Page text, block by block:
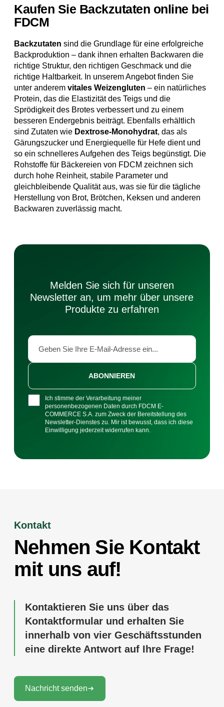
Kaufen Sie Backzutaten online bei
FDCM
Backzutaten sind die Grundlage für eine erfolgreiche
Backproduktion – dank ihnen erhalten Backwaren die
richtige Struktur, den richtigen Geschmack und die
richtige Haltbarkeit. In unserem Angebot finden Sie
unter anderem vitales Weizengluten – ein natürliches
Protein, das die Elastizität des Teigs und die
Sprödigkeit des Brotes verbessert und zu einem
besseren Endergebnis beiträgt. Ebenfalls erhältlich
sind Zutaten wie Dextrose-Monohydrat, das als
Gärungszucker und Energiequelle für Hefe dient und
so ein schnelleres Aufgehen des Teigs begünstigt. Die
Rohstoffe für Bäckereien von FDCM zeichnen sich
durch hohe Reinheit, stabile Parameter und
gleichbleibende Qualität aus, was sie für die tägliche
Herstellung von Brot, Brötchen, Keksen und anderen
Backwaren zuverlässig macht.
Melden Sie sich für unseren
Newsletter an, um mehr über unsere
Produkte zu erfahren
Ich stimme der Verarbeitung meiner
personenbezogenen Daten durch FDCM E-
COMMERCE S.A. zum Zweck der Bereitstellung des
Newsletter-Dienstes zu. Mir ist bewusst, dass ich diese
Einwilligung jederzeit widerrufen kann.
ABONNIEREN
Kontakt
Nehmen Sie Kontakt
mit uns auf!
Kontaktieren Sie uns über das
Kontaktformular und erhalten Sie
innerhalb von vier Geschäftsstunden
eine direkte Antwort auf Ihre Frage!
Nachricht senden